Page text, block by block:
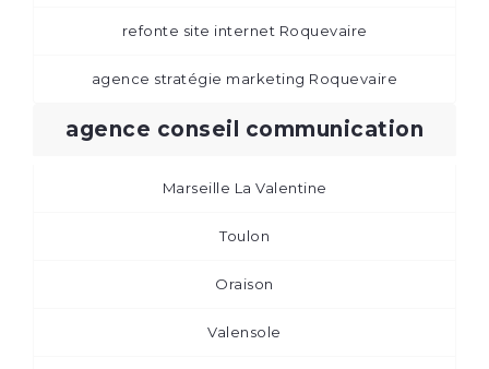
refonte site internet Roquevaire
agence stratégie marketing Roquevaire
agence conseil communication
Marseille La Valentine
Toulon
Oraison
Valensole